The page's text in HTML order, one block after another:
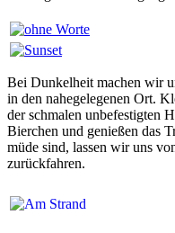
Bei Dunkelheit machen wir
in den nahegelegenen Ort.
der schmalen unbefestigten
Bierchen und genießen das
müde sind, lassen wir uns
zurückfahren.